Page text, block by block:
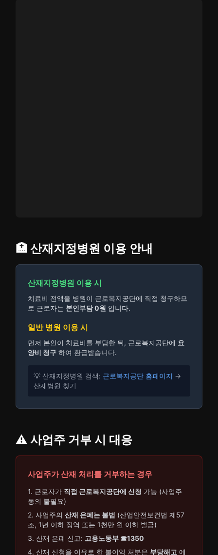
🏥 산재지정병원 이용 안내
산재지정병원 이용 시
치료비 전액을 병원이 근로복지공단에 직접 청구하므
로 근로자는 본인부담 0원 입니다.
일반 병원 이용 시
먼저 본인이 치료비를 부담한 뒤, 근로복지공단에 요
양비 청구 하여 환급받습니다.
💡 산재지정병원 검색: 근로복지공단 홈페이지 →
산재병원 찾기
⚠️ 사업주 거부 시 대응
사업주가 산재 처리를 거부하는 경우
1. 근로자가 직접 근로복지공단에 신청 가능 (사업주
동의 불필요)
2. 사업주의 산재 은폐는 불법 (산업안전보건법 제57
조, 1년 이하 징역 또는 1천만 원 이하 벌금)
3. 산재 은폐 신고: 고용노동부 ☎1350
4. 산재 신청을 이유로 한 불이익 처분은 부당해고 에